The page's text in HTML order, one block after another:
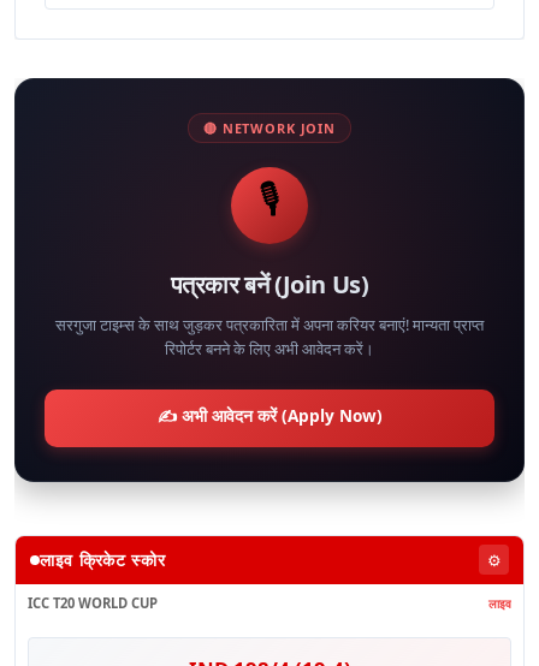
🔴 NETWORK JOIN
🎙️
पत्रकार बनें (Join Us)
सरगुजा टाइम्स के साथ जुड़कर पत्रकारिता में अपना करियर बनाएं! मान्यता प्राप्त
रिपोर्टर बनने के लिए अभी आवेदन करें।
✍️ अभी आवेदन करें (Apply Now)
लाइव क्रिकेट स्कोर ⚙️
ICC T20 WORLD CUP लाइव